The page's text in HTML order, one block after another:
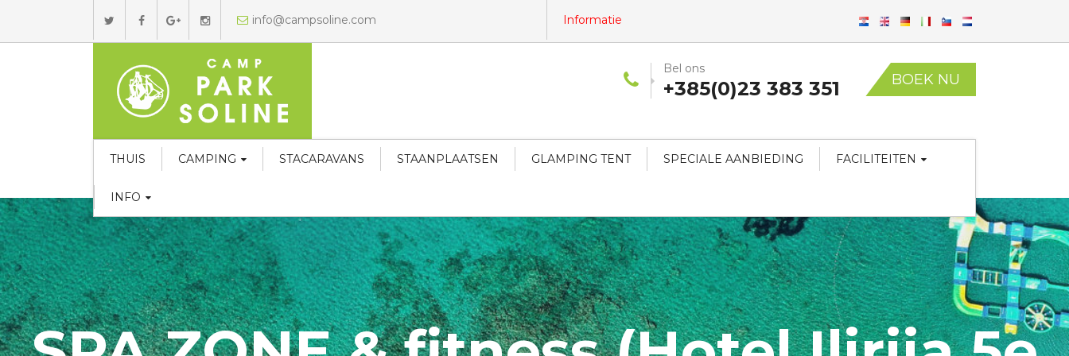
info@campsoline.com Informatie
BOEK NU
Bel ons
+385(0)23 383 351
THUIS CAMPING STACARAVANS STAANPLAATSEN GLAMPING TENT SPECIALE AANBIEDING FACILITEITEN
INFO